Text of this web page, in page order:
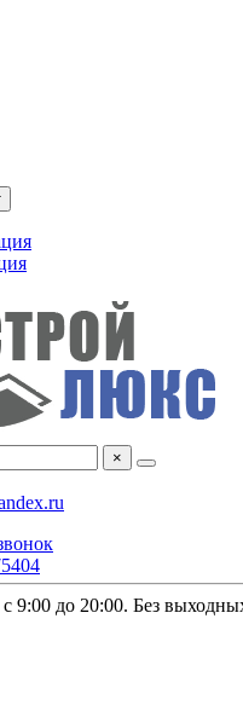
×
с 9:00 до 20:00. Без